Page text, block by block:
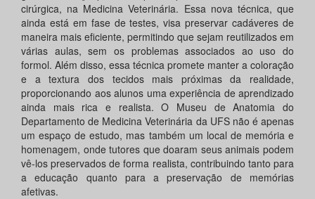
cirúrgica, na Medicina Veterinária. Essa nova técnica, que
ainda está em fase de testes, visa preservar cadáveres de
maneira mais eficiente, permitindo que sejam reutilizados em
várias aulas, sem os problemas associados ao uso do
formol. Além disso, essa técnica promete manter a coloração
e a textura dos tecidos mais próximas da realidade,
proporcionando aos alunos uma experiência de aprendizado
ainda mais rica e realista. O Museu de Anatomia do
Departamento de Medicina Veterinária da UFS não é apenas
um espaço de estudo, mas também um local de memória e
homenagem, onde tutores que doaram seus animais podem
vê-los preservados de forma realista, contribuindo tanto para
a educação quanto para a preservação de memórias
afetivas.